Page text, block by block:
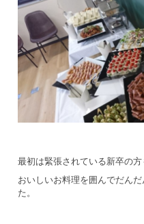
最初は緊張されている新卒の
おいしいお料理を囲んでだん
た。